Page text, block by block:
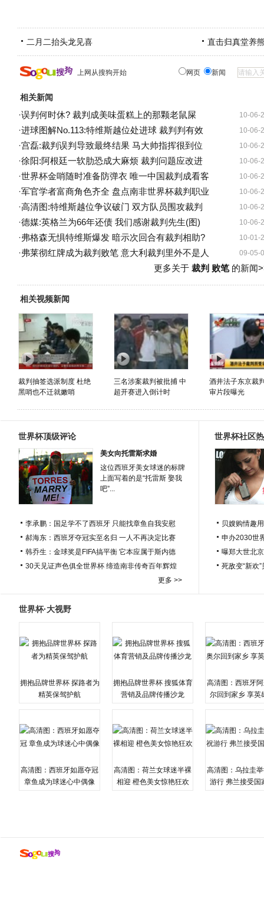
二月二抬头龙见喜 直击归真堂养
上网从搜狗开始 网页 新闻
相关新闻
10-06-
·误判何时休? 裁判成美味蛋糕上的那颗老鼠屎
10-06-
·进球图解No.113:特维斯越位处进球 裁判判有效
10-06-
·宫磊:裁判误判导致最终结果 马大帅指挥很到位
10-06-
·徐阳:阿根廷一软肋恐成大麻烦 裁判问题应改进
10-06-
·世界杯金哨随时准备防弹衣 唯一中国裁判成看客
10-06-
·军官学者富商角色齐全 盘点南非世界杯裁判职业
10-06-
·高清图:特维斯越位争议破门 双方队员围攻裁判
10-06-
·德媒:英格兰为66年还债 我们感谢裁判先生(图)
10-01-
·弗格森无惧特维斯爆发 暗示次回合有裁判相助?
09-05-
·弗莱彻红牌成为裁判败笔 意大利裁判里外不是人
更多关于 裁判 败笔的新闻
相关视频新闻
裁判抽签选派制度 杜绝
黑哨也不迁就嫩哨
三名涉案裁判被批捕 中
超开赛进入倒计时
酒井法子东京裁
审片段曝光
世界杯顶级评论
美女向托雷斯求婚
这位西班牙美女球迷的标牌
上面写着的是“托雷斯 娶我
吧”...
李承鹏：国足学不了西班牙 只能找章鱼自我安慰
郝海东：西班牙夺冠实至名归 一人不再决定比赛
韩乔生：金球奖是FIFA搞平衡 它本应属于斯内德
30天见证声色俱全世界杯 缔造南非传奇百年辉煌
更多 >>
世界杯社区
贝嫂购情趣
申办2030世
曝郑大世北
死敌变“新欢
世界杯·大视野
拥抱品牌世界杯 探路者为
精英保驾护航
拥抱品牌世界杯 搜狐体育
营销及品牌传播沙龙
高清图：西班牙
尔回到家乡 享英
高清图：西班牙如愿夺冠
章鱼成为球迷心中偶像
高清图：荷兰女球迷半裸
相迎 橙色美女惊艳狂欢
高清图：乌拉圭
游行 弗兰接受国